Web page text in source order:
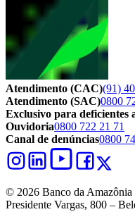
Atendimento (CAC)(91)
Atendimento (SAC)0800
Exclusivo para deficientes
Ouvidoria0800 722 21 71
Canal de denúncias0800
© 2026 Banco da Amazônia
Presidente Vargas, 800 –